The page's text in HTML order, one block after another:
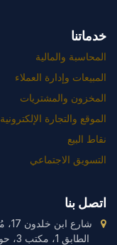
خدماتنا
المحاسبة والمالية
المبيعات وإدارة العملاء
المخزون والمشتريات
الموقع والتجارة الإلكترونية
نقاط البيع
التسويق الاجتماعي
اتصل بنا
شارع ابن خلدون 17، مُجمّع يوسف،
الطابق 1، مكتب 3، حولي 30000، الكويت